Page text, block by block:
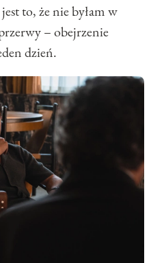
to, że nie byłam w
– obejrzenie
dzień.